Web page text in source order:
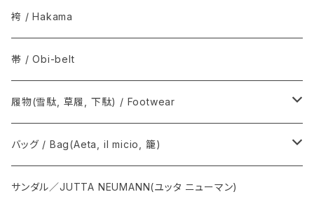
その他 / Others
アルパカ / Alpaca
Graphpaper / グラフペーパー
The Inoue Brothers...
OUTDOOR KIMONO / アウトドア キモノ
T.T / ティーティー
NEAT / ニート
火消コート / 半纏
Norwegian Rain / ノルウェージャン レイン
COMOLI / コモリ
Graphpaper / グラフペーパー
袴 / Hakama
帯 / Obi-belt
履物(雪駄, 草履, 下駄) / Footwear
雪駄, 草履 / Setta, Zori
下駄 / Geta
バッグ / Bag(Aeta, il micio, 籠)
Aeta / アエタ, CHACOLI / チャコリ
サンダル／JUTTA NEUMANN(ユッタ ニューマン)